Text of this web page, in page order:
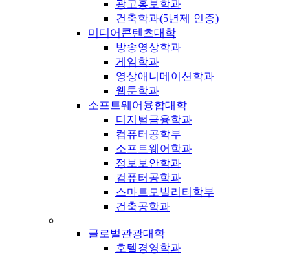
광고홍보학과
건축학과(5년제 인증)
미디어콘텐츠대학
방송영상학과
게임학과
영상애니메이션학과
웹툰학과
소프트웨어융합대학
디지털금융학과
컴퓨터공학부
소프트웨어학과
정보보안학과
컴퓨터공학과
스마트모빌리티학부
건축공학과
글로벌관광대학
호텔경영학과